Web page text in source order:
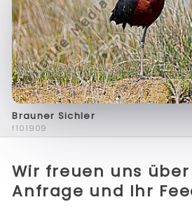
Brauner Sichler
f101909
Wir freuen uns
Anfrage und Ihr